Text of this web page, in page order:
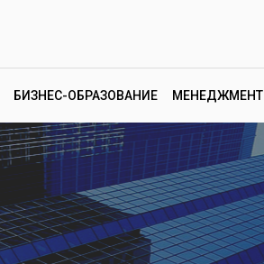
БИЗНЕС-ОБРАЗОВАНИЕ МЕНЕДЖМЕНТ